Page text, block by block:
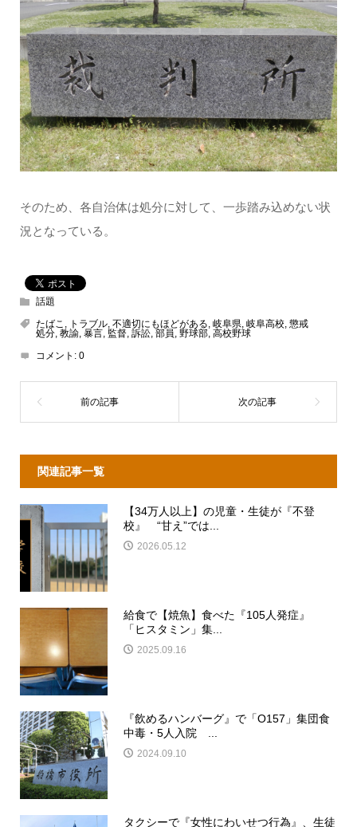
そのため、各自治体は処分に対して、一歩踏み込めない状
況となっている。
話題
たばこ
トラブル, 不適切にもほどがある 岐阜県 岐阜高校, 懲戒
処分, 教諭, 暴言, 監督, 訴訟, 部員 野球部, 高校野球
コメント: 0
関連記事一覧
【34万人以上】の児童・生徒が『不登
校』 “甘え”では...
2026.05.12
給食で【焼魚】食べた『105人発症』
「ヒスタミン」集...
2025.09.16
『飲めるハンバーグ』で「O157」集団食
中毒・5人入院 ...
2024.09.10
タクシーで『女性にわいせつ行為』、生徒